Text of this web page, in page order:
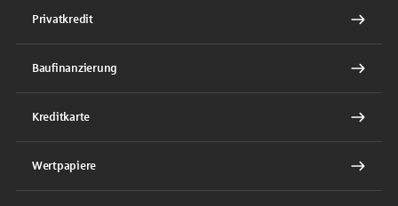
Privatkredit
Baufinanzierung
Kreditkarte
Wertpapiere